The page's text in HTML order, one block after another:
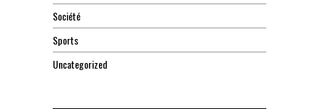
Société
Sports
Uncategorized